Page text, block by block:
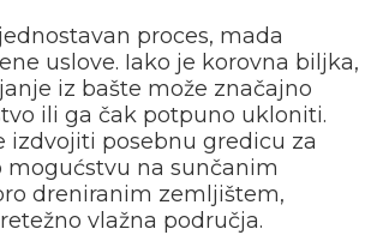
proces, mada
uslove. Iako je korovna biljka,
iz bašte može značajno
ili ga čak potpuno ukloniti.
izdvojiti posebnu gredicu za
mogućstvu na sunčanim
dreniranim zemljištem,
vlažna područja.